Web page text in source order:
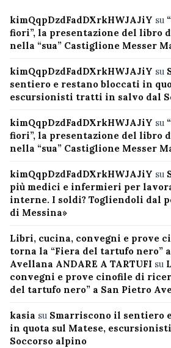
kimQqpDzdFadDXrkHWJAJiY su
fiori”, la presentazione del libro
nella “sua” Castiglione Messer
kimQqpDzdFadDXrkHWJAJiY su
sentiero e restano bloccati in
escursionisti tratti in salvo dal
kimQqpDzdFadDXrkHWJAJiY su
fiori”, la presentazione del libro
nella “sua” Castiglione Messer
kimQqpDzdFadDXrkHWJAJiY su
più medici e infermieri per
interne. I soldi? Togliendoli dal
di Messina»
Libri, cucina, convegni e prove
torna la “Fiera del tartufo nero”
Avellana ANDARE A TARTUFI su
convegni e prove cinofile di
del tartufo nero” a San Pietro
kasia su Smarriscono il sentiero
in quota sul Matese,
Soccorso alpino